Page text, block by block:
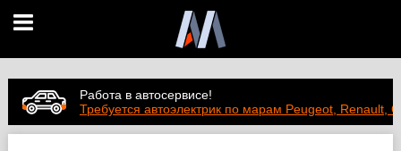
Работа в автосервисе!
Требуется автоэлектрик по марам Peugeot, Renault,